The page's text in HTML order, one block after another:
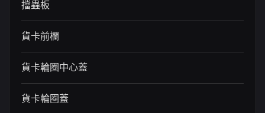
擋蟲板
貨卡前欄
貨卡輪圈中心蓋
貨卡輪圈蓋